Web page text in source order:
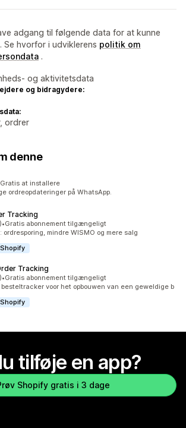
adgang til følgende data for at kunne
Se hvorfor i udviklerens politik om
.
og aktivitetsdata
og bidragydere:
ordrer
denne
i alt
Gratis at installere
ordreopdateringer på WhatsApp.
Tracking
i alt
•Gratis abonnement tilgængeligt
ordresporing, mindre WISMO og mere salg
Tracking
i alt
•Gratis abonnement tilgængeligt
voor het opbouwen van een geweldige b
tilføje en app?
Shopify gratis i 3 dage